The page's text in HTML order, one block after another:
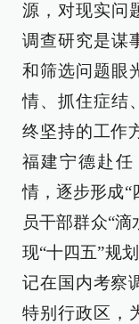
源，对现实问
调查研究是谋
和筛选问题眼
情、抓住症结
终坚持的工作
福建宁德赴
情，逐步形成“
员干部群众“滴
现“十四五”规
记在国内考察
特别行政区，